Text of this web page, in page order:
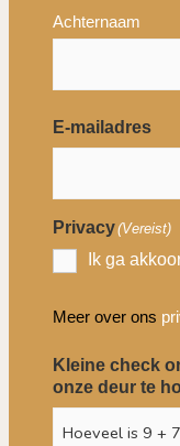
Achternaam
E-mailadres
Privacy(Vereist)
Ik ga
Meer over ons
Kleine check
onze deur te